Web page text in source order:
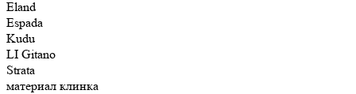
Eland
Espada
Kudu
LI Gitano
Strata
материал клинка